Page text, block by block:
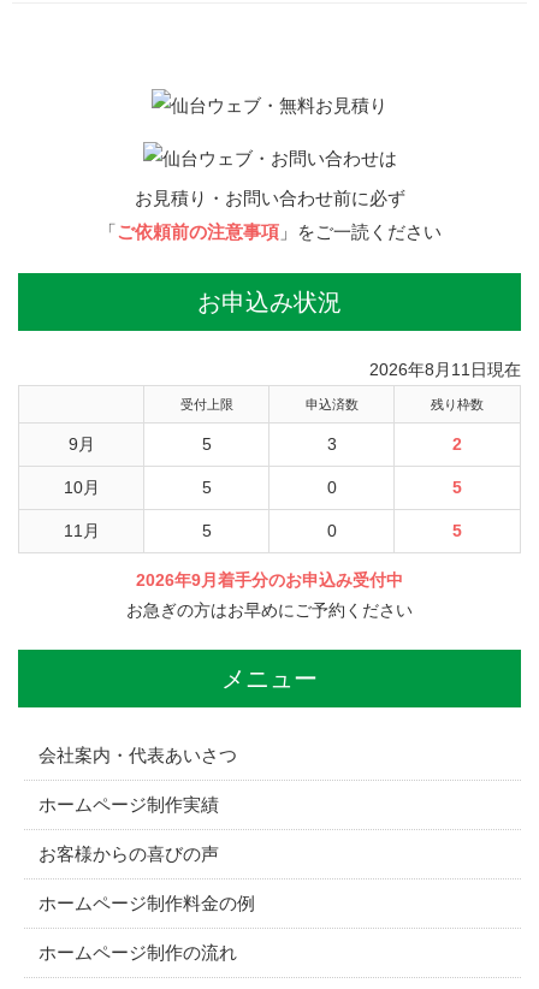
お見積り・お問い合わせ前に必ず
「ご依頼前の注意事項」をご一読ください
お申込み状況
2026年8月11日現在
受付上限 申込済数 残り枠数
9月 5 3 2
10月 5 0 5
11月 5 0 5
2026年9月着手分のお申込み受付中
お急ぎの方はお早めにご予約ください
メニュー
会社案内・代表あいさつ
ホームページ制作実績
お客様からの喜びの声
ホームページ制作料金の例
ホームページ制作の流れ